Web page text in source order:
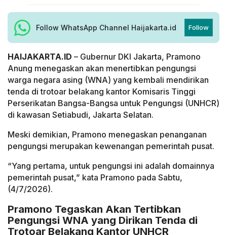
Follow WhatsApp Channel Haijakarta.id Follow
HAIJAKARTA.ID – Gubernur DKI Jakarta, Pramono
Anung menegaskan akan menertibkan pengungsi
warga negara asing (WNA) yang kembali mendirikan
tenda di trotoar belakang kantor Komisaris Tinggi
Perserikatan Bangsa-Bangsa untuk Pengungsi (UNHCR)
di kawasan Setiabudi, Jakarta Selatan.
Meski demikian, Pramono menegaskan penanganan
pengungsi merupakan kewenangan pemerintah pusat.
“Yang pertama, untuk pengungsi ini adalah domainnya
pemerintah pusat,” kata Pramono pada Sabtu,
(4/7/2026).
Pramono Tegaskan Akan Tertibkan
Pengungsi WNA yang Dirikan Tenda di
Trotoar Belakang Kantor UNHCR